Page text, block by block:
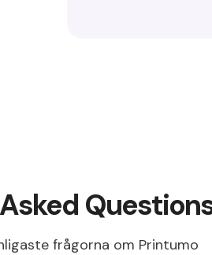
frågorna om Printumo